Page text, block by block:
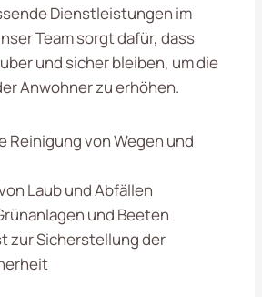
Dienstleistungen im
Team sorgt dafür, dass
und sicher bleiben, um die
Anwohner zu erhöhen.
Reinigung von Wegen und
Laub und Abfällen
und Beeten
zur Sicherstellung der